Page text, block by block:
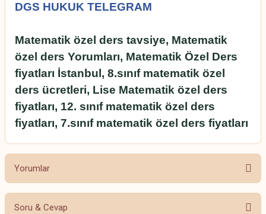
DGS HUKUK TELEGRAM
Matematik özel ders tavsiye, Matematik
özel ders Yorumları, Matematik Özel Ders
fiyatları İstanbul, 8.sınıf matematik özel
ders ücretleri, Lise Matematik özel ders
fiyatları, 12. sınıf matematik özel ders
fiyatları, 7.sınıf matematik özel ders fiyatları
Yorumlar
Soru & Cevap